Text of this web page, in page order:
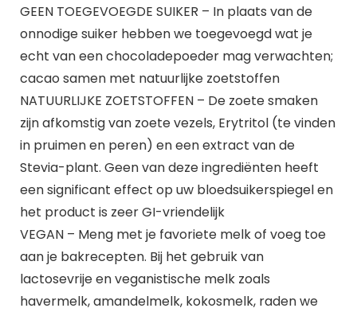
GEEN TOEGEVOEGDE SUIKER – In plaats van de
onnodige suiker hebben we toegevoegd wat je
echt van een chocoladepoeder mag verwachten;
cacao samen met natuurlijke zoetstoffen
NATUURLIJKE ZOETSTOFFEN – De zoete smaken
zijn afkomstig van zoete vezels, Erytritol (te vinden
in pruimen en peren) en een extract van de
Stevia-plant. Geen van deze ingrediënten heeft
een significant effect op uw bloedsuikerspiegel en
het product is zeer GI-vriendelijk
VEGAN – Meng met je favoriete melk of voeg toe
aan je bakrecepten. Bij het gebruik van
lactosevrije en veganistische melk zoals
havermelk, amandelmelk, kokosmelk, raden we